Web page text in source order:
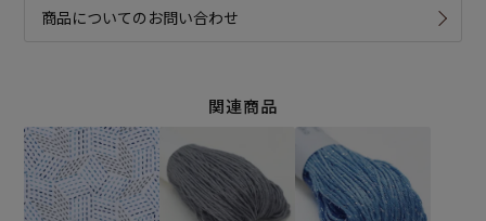
商品についてのお問い合わせ
関連商品